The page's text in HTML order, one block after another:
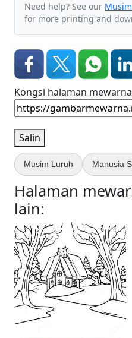
Need help? See our
for more printing and
Kongsi halaman
Salin
Musim Luruh Manusia
Halaman
lain: